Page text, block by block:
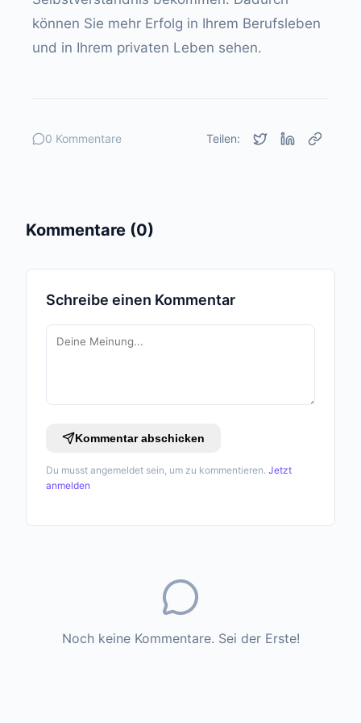
können Sie mehr Erfolg in Ihrem Berufsleben
und in Ihrem privaten Leben sehen.
0 Kommentare Teilen:
Kommentare (0)
Schreibe einen Kommentar
Kommentar abschicken
Du musst angemeldet sein, um zu kommentieren. Jetzt
anmelden
Noch keine Kommentare. Sei der Erste!